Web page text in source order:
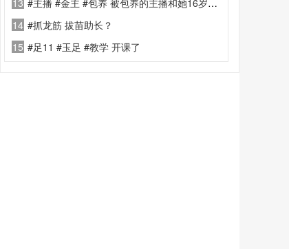
13 #主播 #金主 #包养 被包养的主播和她16岁的金主
14 #抓龙筋 拔苗助长？
15 #足11 #玉足 #教学 开课了